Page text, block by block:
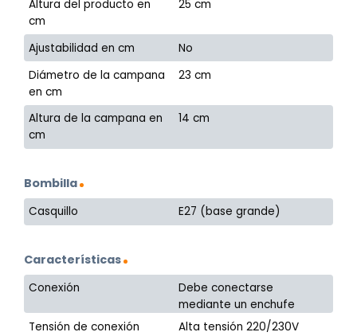
Altura del producto en
cm
25 cm
Ajustabilidad en cm
No
Diámetro de la campana
en cm
23 cm
Altura de la campana en
cm
14 cm
Bombilla
Casquillo E27 (base grande)
Características
Conexión
Debe conectarse
mediante un enchufe
Tensión de conexión
Alta tensión 220/230V